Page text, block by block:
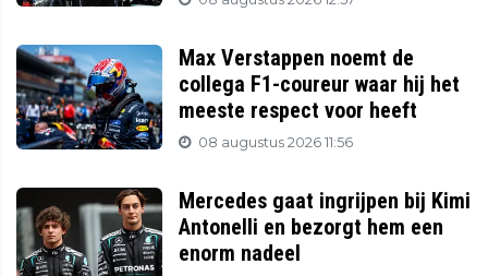
Max Verstappen noemt de
collega F1-coureur waar hij het
meeste respect voor heeft
08 augustus 2026 11:56
Mercedes gaat ingrijpen bij Kimi
Antonelli en bezorgt hem een
enorm nadeel